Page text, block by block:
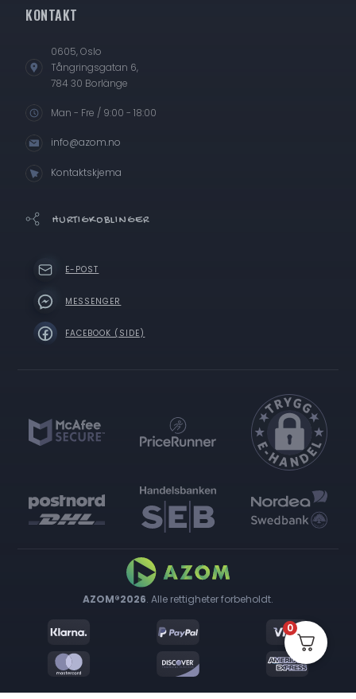
KONTAKT
0605, Oslo
Tångringsgatan 6,
784 30 Borlänge
Man - Fre / 9:00 - 18:00
info@azom.no
Kontaktskjema
HURTIGKOBLINGER
E-POST
MESSENGER
FACEBOOK (SIDE)
AZOM®2026. Alle rettigheter forbeholdt.
0